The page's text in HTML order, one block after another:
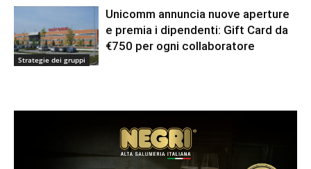
Strategie dei gruppi
Unicomm annuncia nuove aperture
e premia i dipendenti: Gift Card da
€750 per ogni collaboratore